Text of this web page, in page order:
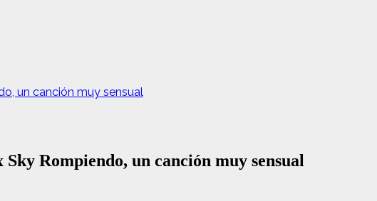
un canción muy sensual
Rompiendo, un canción muy sensual